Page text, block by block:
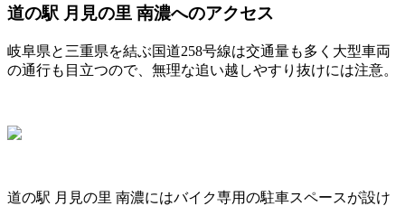
道の駅 月見の里 南濃へのアクセス
岐阜県と三重県を結ぶ国道258号線は交通量も多く大型車両
の通行も目立つので、無理な追い越しやすり抜けには注意。
道の駅 月見の里 南濃にはバイク専用の駐車スペースが設け